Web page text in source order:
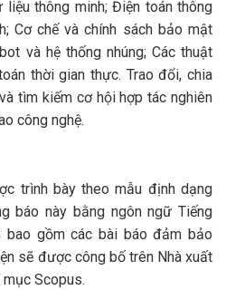
thông minh; Điện toán thông
Cơ chế và chính sách bảo mật
và hệ thống nhúng; Các thuật
thời gian thực. Trao đổi, chia
tìm kiếm cơ hội hợp tác nghiên
công nghệ.
trình bày theo mẫu định dạng
báo này bằng ngôn ngữ Tiếng
bao gồm các bài báo đảm bảo
sẽ được công bố trên Nhà xuất
Scopus.